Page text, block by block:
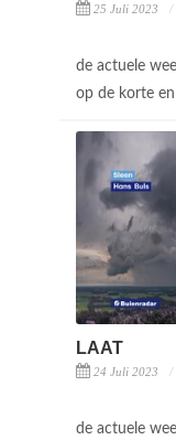
25 Juli 2023
de actuele
op de korte
LAAT
24 Juli 2023
de actuele